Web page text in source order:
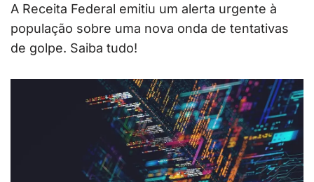
A Receita Federal emitiu um alerta urgente à
população sobre uma nova onda de tentativas
de golpe. Saiba tudo!